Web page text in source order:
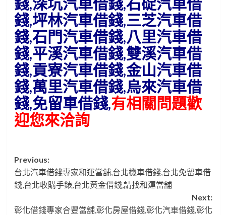
錢,坪林汽車借錢,三芝汽車借
錢,石門汽車借錢,八里汽車借
錢,平溪汽車借錢,雙溪汽車借
錢,貢寮汽車借錢,金山汽車借
錢,萬里汽車借錢,烏來汽車借
錢,免留車借錢,有相關問題歡
迎您來洽詢
Post
navigation
Previous:
台北汽車借錢專家和運當舖,台北機車借錢,台北免留車借
錢,台北收購手錶,台北黃金借錢,請找和運當舖
Next:
彰化借錢專家合豐當舖,彰化房屋借錢,彰化汽車借錢,彰化